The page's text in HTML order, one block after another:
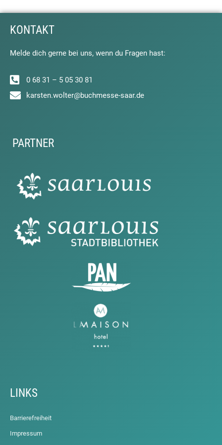
KONTAKT
Melde dich gerne bei uns, wenn du Fragen hast:
0 68 31 – 5 05 30 81
karsten.wolter@buchmesse-saar.de
PARTNER
LINKS
Barrierefreiheit
Impressum